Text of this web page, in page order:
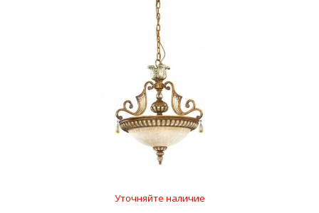
Уточняйте наличие